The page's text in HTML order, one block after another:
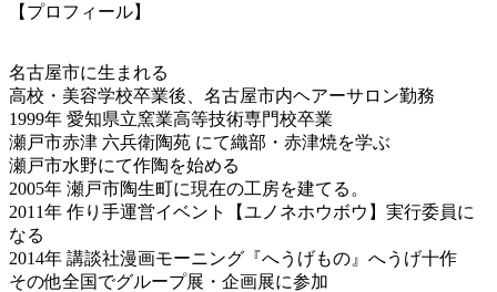
【プロフィール】
名古屋市に生まれる
高校・美容学校卒業後、名古屋市内ヘアーサロン勤務
1999年 愛知県立窯業高等技術専門校卒業
瀬戸市赤津 六兵衛陶苑 にて織部・赤津焼を学ぶ
瀬戸市水野にて作陶を始める
2005年 瀬戸市陶生町に現在の工房を建てる。
2011年 作り手運営イベント【ユノネホウボウ】実行委員に
なる
2014年 講談社漫画モーニング『へうげもの』へうげ十作
その他全国でグループ展・企画展に参加